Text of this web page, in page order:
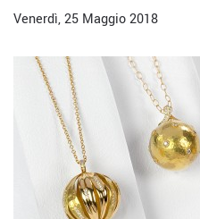
Venerdì, 25 Maggio 2018